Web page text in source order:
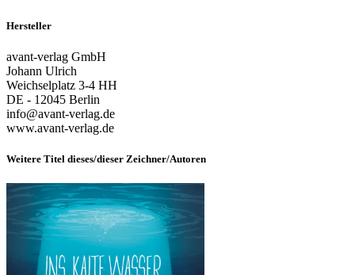
Hersteller
avant-verlag GmbH
Johann Ulrich
Weichselplatz 3-4 HH
DE - 12045 Berlin
info@avant-verlag.de
www.avant-verlag.de
Weitere Titel dieses/dieser Zeichner/Autoren